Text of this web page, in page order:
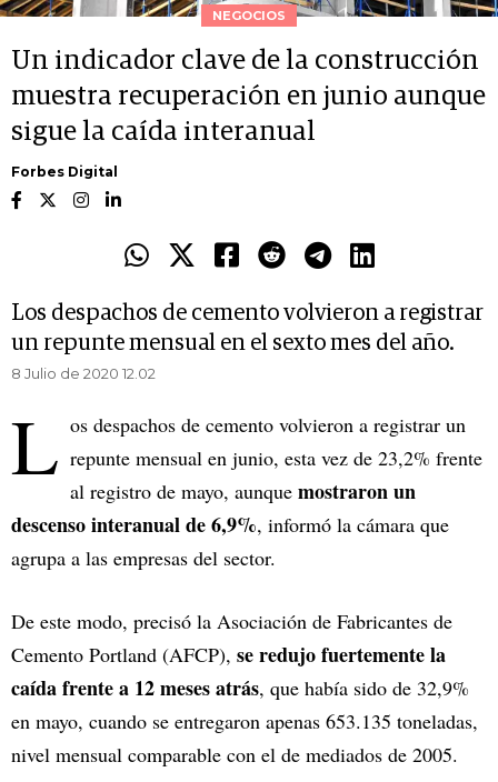
NEGOCIOS
Un indicador clave de la construcción
muestra recuperación en junio aunque
sigue la caída interanual
Forbes Digital
Los despachos de cemento volvieron a registrar
un repunte mensual en el sexto mes del año.
8 Julio de 2020 12.02
L os despachos de cemento volvieron a registrar un
repunte mensual en junio, esta vez de 23,2% frente
al registro de mayo, aunque mostraron un
descenso interanual de 6,9%, informó la cámara que
agrupa a las empresas del sector.
De este modo, precisó la Asociación de Fabricantes de
Cemento Portland (AFCP), se redujo fuertemente la
caída frente a 12 meses atrás, que había sido de 32,9%
en mayo, cuando se entregaron apenas 653.135 toneladas,
nivel mensual comparable con el de mediados de 2005.